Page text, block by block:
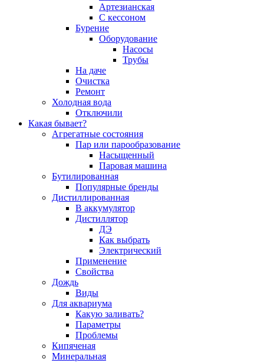
Артезианская
С кессоном
Бурение
Оборудование
Насосы
Трубы
На даче
Очистка
Ремонт
Холодная вода
Отключили
Какая бывает?
Агрегатные состояния
Пар или парообразование
Насыщенный
Паровая машина
Бутилированная
Популярные бренды
Дистиллированная
В аккумулятор
Дистиллятор
ДЭ
Как выбрать
Электрический
Применение
Свойства
Дождь
Виды
Для аквариума
Какую заливать?
Параметры
Проблемы
Кипяченая
Минеральная